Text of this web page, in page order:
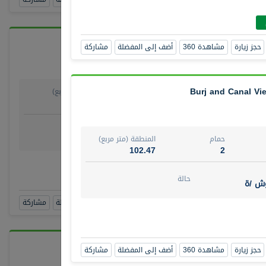
حمام المنطقة (متر مربع)
جاهز
أضف إلى المفضلة مشاركة
حجز زيارة مشاهدة 360 أضف إلى المفضلة مشاركة
Burj and Canal
حمام
2
المنطقة (متر مربع)
102.47
/ة حالة
حجز زيارة مشاهدة 360 أضف إلى المفضلة مشاركة